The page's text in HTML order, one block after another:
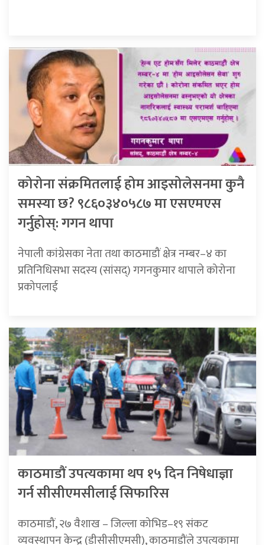
कोरोना संक्रमितलाई होम आइसोलेसनमा कुनै
समस्या छ? ९८६०३४०५८७ मा एसएमएस
गर्नुहोस्: गगन थापा
नेपाली कांग्रेसका नेता तथा काठमाडौं क्षेत्र नम्बर–४ का
प्रतिनिधिसभा सदस्य (सांसद्) गगनकुमार थापाले कोरोना
प्रकोपलाई
काठमाडौं उपत्यकामा थप १५ दिन निषेधाज्ञा
गर्न सीसीएमसीलाई सिफारिस
काठमाडौं, २७ वैशाख – जिल्ला कोभिड–१९ संकट
व्यवस्थापन केन्द्र (डीसीसीएमसी), काठमाडौंले उपत्यकामा